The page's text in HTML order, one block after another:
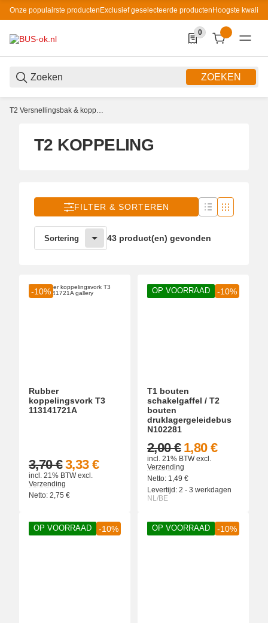
Onze populairste productenExclusief geselecteerde productenHoogste kwaliteit
ZOEKEN
0
0 Produkte in der
T2 Versnellingsbak & koppeling
T2 KOPPELING
FILTER & SORTEREN
Sortering 43 product(en) gevonden
-10%
Rubber
koppelingsvork T3
113141721A
3,33 €
3,70 €
incl. 21% BTWexcl.
Verzending
Netto: 2,75 €
OP VOORRAAD -10%
T1 bouten
schakelgaffel / T2
bouten
druklagergeleidebus
N102281
1,80 €
2,00 €
incl. 21% BTWexcl.
Verzending
Netto: 1,49 €
Levertijd: 2 - 3 werkdagen
NL/BE
OP VOORRAAD -10% OP VOORRAAD -10%